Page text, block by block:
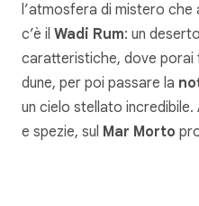
l’atmosfera di mistero che
c’è il Wadi Rum: un
caratteristiche, dove porai
dune, per poi passare la
un cielo stellato incredibile.
e spezie, sul Mar Morto